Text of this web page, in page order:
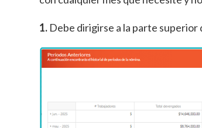
1. Debe dirigirse a la parte superior